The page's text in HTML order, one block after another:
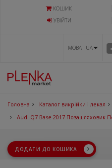
КОШИК
УВIЙТИ
МОВА UA
Головна Каталог викрійки і лекал
Audi Q7 Base 2017 Позашляховик
ДОДАТИ ДО КОШИКА